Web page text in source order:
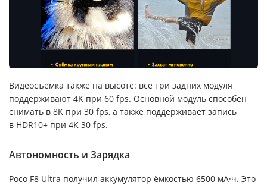
Видеосъемка также на высоте: все три задних модуля
поддерживают 4K при 60 fps. Основной модуль способен
снимать в 8K при 30 fps, а также поддерживает запись
в HDR10+ при 4K 30 fps.
Автономность и Зарядка
Poco F8 Ultra получил аккумулятор ёмкостью 6500 мА·ч. Это